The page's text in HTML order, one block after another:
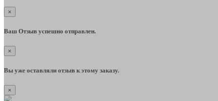
×
Ваш Отзыв успешно отправлен.
×
Вы уже оставляли отзыв к этому заказу.
×